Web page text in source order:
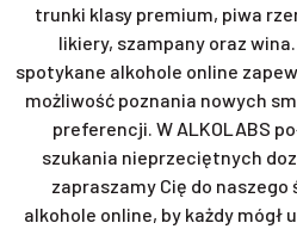
trunki klasy premium, piwa
likiery, szampany oraz
spotykane alkohole online
możliwość poznania nowych
preferencji. W ALKOLABS
szukania nieprzeciętnych
zapraszamy Cię do
alkohole online, by każdy mógł